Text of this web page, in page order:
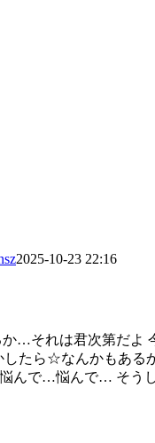
2025-10-23 22:16
か…それは君次第だ
たら☆なんかもある
んで…悩んで… そう